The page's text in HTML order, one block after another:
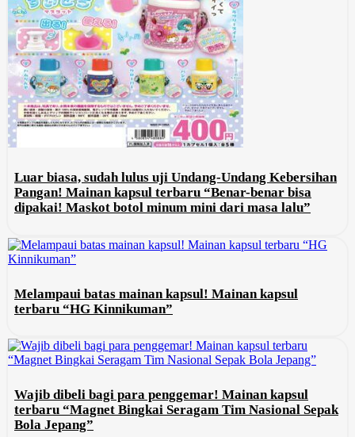
Luar biasa, sudah lulus uji Undang-Undang Kebersihan
Pangan! Mainan kapsul terbaru “Benar-benar bisa
dipakai! Maskot botol minum mini dari masa lalu”
Melampaui batas mainan kapsul! Mainan kapsul
terbaru “HG Kinnikuman”
Wajib dibeli bagi para penggemar! Mainan kapsul
terbaru “Magnet Bingkai Seragam Tim Nasional Sepak
Bola Jepang”